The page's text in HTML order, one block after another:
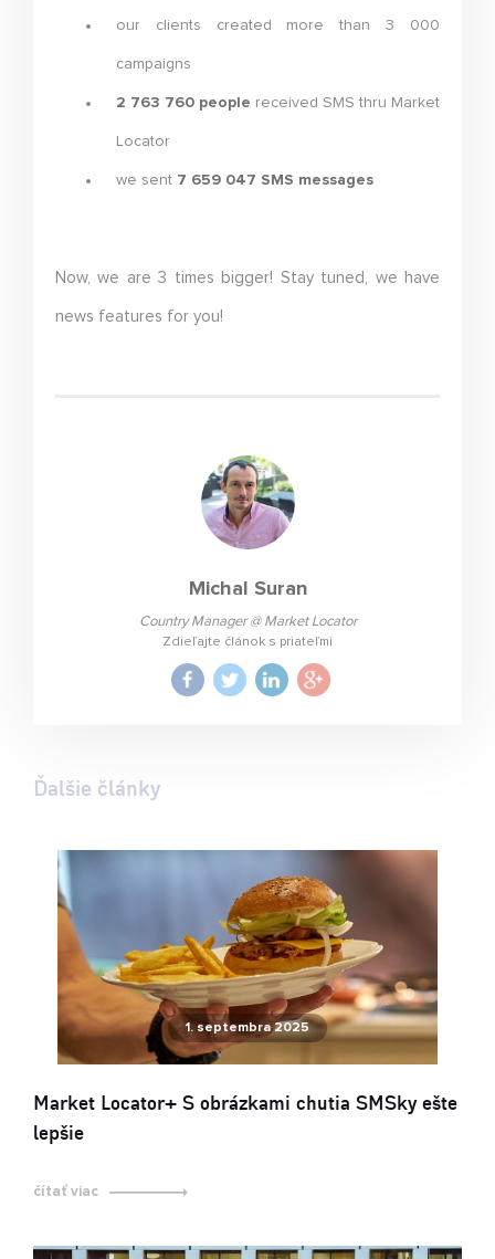
our clients created more than 3 000
campaigns
2 763 760 people received SMS thru Market
Locator
we sent 7 659 047 SMS messages
Now, we are 3 times bigger! Stay tuned, we have
news features for you!
Michal Suran
Country Manager @ Market Locator
Zdieľajte článok s priateľmi
Ďalšie články
1. septembra 2025
Market Locator+ S obrázkami chutia SMSky ešte
lepšie
čítať viac